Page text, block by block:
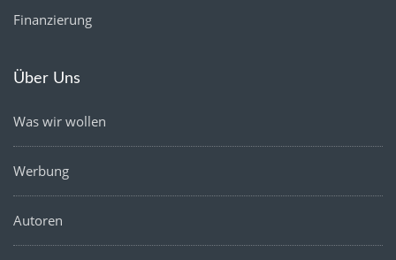
Finanzierung
Über Uns
Was wir wollen
Werbung
Autoren